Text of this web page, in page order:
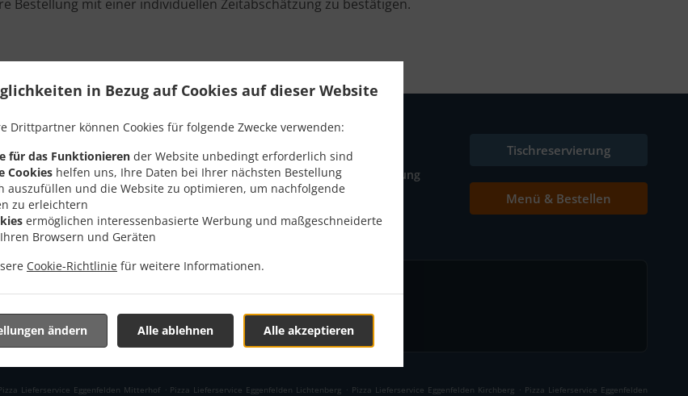
in Bezug auf Cookies auf dieser Website
Drittpartner können Cookies für folgende Zwecke verwenden:
für das Funktionieren der Website unbedingt erforderlich sind
Cookies helfen uns, Ihre Daten bei Ihrer nächsten Bestellung
auszufüllen und die Website zu optimieren, um nachfolgende
zu erleichtern
ermöglichen interessenbasierte Werbung und maßgeschneiderte
Browsern und Geräten
Cookie-Richtlinie für weitere Informationen.
Alle akzeptieren
Alle ablehnen
ändern
Bestellung mit einer individuellen Zeitabschätzung zu bestätigen.
Eggenfelden, Germany
Menü
Tischreservierung
Im Voraus bestellen
Tischreservierung
Menü & Bestellen
Lieferservice Eggenfelden Mitterhof . Pizza Lieferservice Eggenfelden Lichtenberg . Pizza Lieferservice Eggenfelden Kirchberg . Pizza Lieferservice Eggenfelden